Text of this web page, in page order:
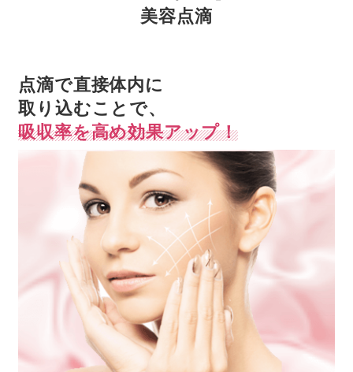
美容点滴
点滴で直接体内に
取り込むことで、
吸収率を高め効果アップ！